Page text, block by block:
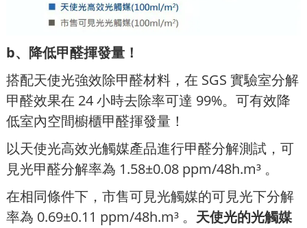
b、降低甲醛揮發量！
搭配天使光強效除甲醛材料，在 SGS 實驗室分解
甲醛效果在 24 小時去除率可達 99%。可有效降
低室內空間櫥櫃甲醛揮發量！
以天使光高效光觸媒產品進行甲醛分解測試，可
見光甲醛分解率為 1.58±0.08 ppm/48h.m³ 。
在相同條件下，市售可見光觸媒的可見光下分解
率為 0.69±0.11 ppm/48h.m³ 。 天使光的光觸媒